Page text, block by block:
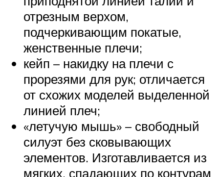
отрезным верхом,
подчеркивающим покатые,
женственные плечи;
кейп – накидку на плечи с
прорезями для рук; отличается
от схожих моделей выделенной
линией плеч;
«летучую мышь» – свободный
силуэт без сковывающих
элементов. Изготавливается из
мягких, спадающих по контурам